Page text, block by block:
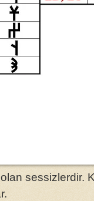
sessizlerdir.